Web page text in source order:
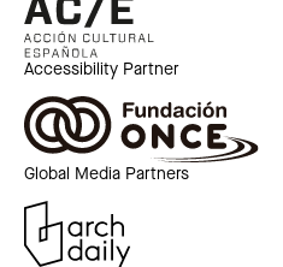
Accessibility Partner
Global Media Partners